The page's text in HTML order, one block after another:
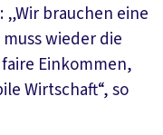
brauchen eine
wieder die
Einkommen,
Wirtschaft“, so